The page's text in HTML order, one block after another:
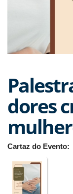
dores
Cartaz do Evento: